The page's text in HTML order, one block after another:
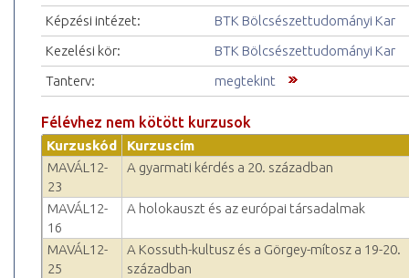
Képzési intézet:
BTK Bölcsészettudományi Kar
Kezelési kör:
BTK Bölcsészettudományi Kar
Tanterv:
megtekint
Félévhez nem kötött kurzusok
Kurzuskód
Kurzuscím
MAVÁL12-
23
A gyarmati kérdés a 20. században
MAVÁL12-
16
A holokauszt és az európai társadalmak
MAVÁL12-
25
A Kossuth-kultusz és a Görgey-mítosz a 19-20.
században